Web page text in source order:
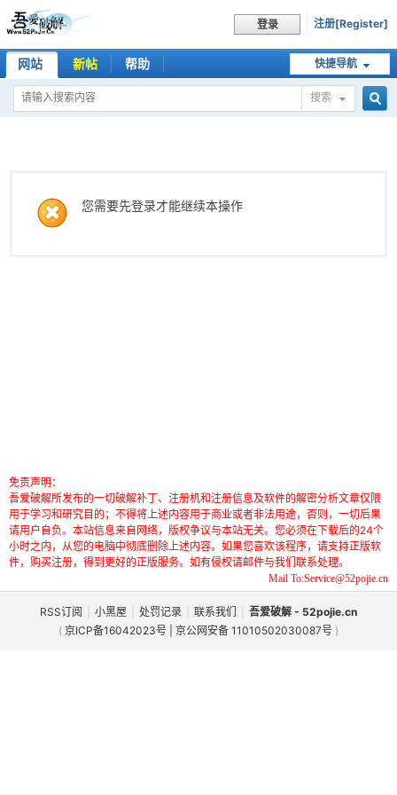
登录 注册[Register]
快捷导航
网站 新帖 帮助
搜索
您需要先登录才能继续本操作
免责声明：
吾爱破解所发布的一切破解补丁、注册机和注册信息及软件的解密分析文章仅限
用于学习和研究目的；不得将上述内容用于商业或者非法用途，否则，一切后果
请用户自负。本站信息来自网络，版权争议与本站无关。您必须在下载后的24个
小时之内，从您的电脑中彻底删除上述内容。如果您喜欢该程序，请支持正版软
件，购买注册，得到更好的正版服务。如有侵权请邮件与我们联系处理。
Mail To:Service@52pojie.cn
RSS订阅 小黑屋 处罚记录 联系我们
吾爱破解 - 52pojie.cn
( 京ICP备16042023号 | 京公网安备 11010502030087号 )